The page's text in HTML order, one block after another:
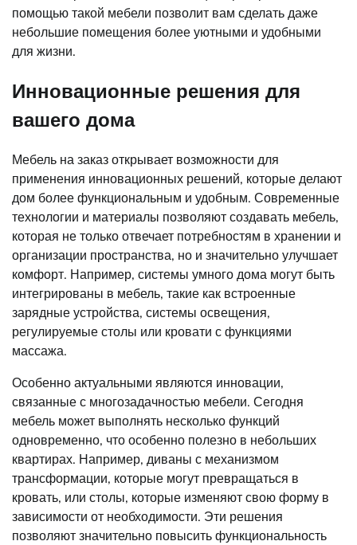
помощью такой мебели позволит вам сделать даже
небольшие помещения более уютными и удобными
для жизни.
Инновационные решения для
вашего дома
Мебель на заказ открывает возможности для
применения инновационных решений, которые делают
дом более функциональным и удобным. Современные
технологии и материалы позволяют создавать мебель,
которая не только отвечает потребностям в хранении и
организации пространства, но и значительно улучшает
комфорт. Например, системы умного дома могут быть
интегрированы в мебель, такие как встроенные
зарядные устройства, системы освещения,
регулируемые столы или кровати с функциями
массажа.
Особенно актуальными являются инновации,
связанные с многозадачностью мебели. Сегодня
мебель может выполнять несколько функций
одновременно, что особенно полезно в небольших
квартирах. Например, диваны с механизмом
трансформации, которые могут превращаться в
кровать, или столы, которые изменяют свою форму в
зависимости от необходимости. Эти решения
позволяют значительно повысить функциональность